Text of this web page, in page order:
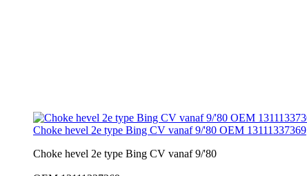
Choke hevel 2e type Bing CV vanaf 9/'80 OEM 13111337369
Choke hevel 2e type Bing CV vanaf 9/'80